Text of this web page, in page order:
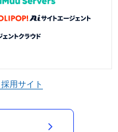
採用サイト